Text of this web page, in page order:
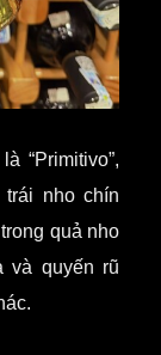
“Primitivo”,
nho chín
quả nho
và quyến rũ